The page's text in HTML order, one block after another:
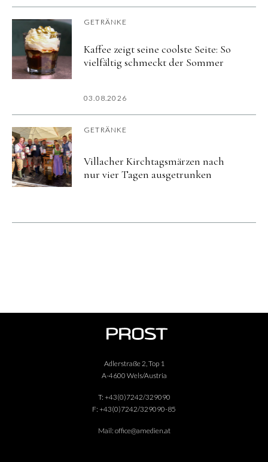
GETRÄNKE
Kaffee zeigt seine coolste Seite: So
vielfältig schmeckt der Sommer
03.08.2026
GETRÄNKE
Villacher Kirchtagsmärzen nach
nur vier Tagen ausgetrunken
Adlerstraße 2, Top 1
A-4600 Wels/Austria
T: +43(0)7242/329090
F: +43(0)7242/329090-85
Mail: office@amedien.at